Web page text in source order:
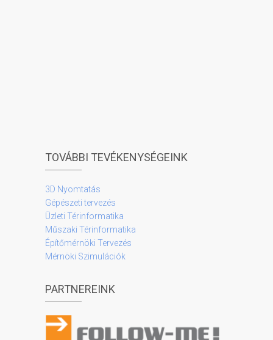
TOVÁBBI TEVÉKENYSÉGEINK
3D Nyomtatás
Gépészeti tervezés
Üzleti Térinformatika
Műszaki Térinformatika
Építőmérnöki Tervezés
Mérnöki Szimulációk
PARTNEREINK